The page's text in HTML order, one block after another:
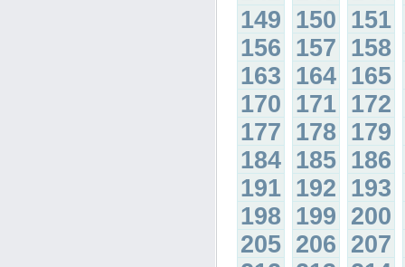
149 150 151
156 157 158
163 164 165
170 171 172
177 178 179
184 185 186
191 192 193
198 199 200
205 206 207